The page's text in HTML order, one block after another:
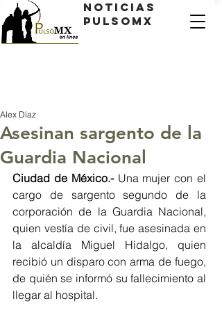
Noticias
PulsoMX
Asesinan sargento de la
Guardia Nacional
Alex Díaz
Ciudad de México.- Una mujer con el
cargo de sargento segundo de la
corporación de la Guardia Nacional,
quien vestía de civil, fue asesinada en
la alcaldía Miguel Hidalgo, quien
recibió un disparo con arma de fuego,
de quién se informó su fallecimiento al
llegar al hospital.